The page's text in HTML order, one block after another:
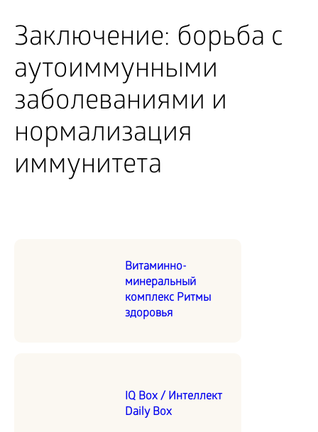
Заключение: борьба с
аутоиммунными
заболеваниями и
нормализация
иммунитета
Витаминно-
минеральный
комплекс Ритмы
здоровья
IQ Box / Интеллект
Daily Box